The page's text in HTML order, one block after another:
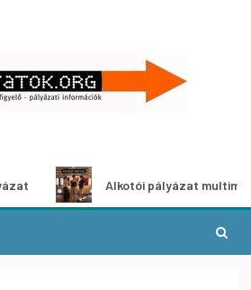
Alkotói pályázat multimédia-